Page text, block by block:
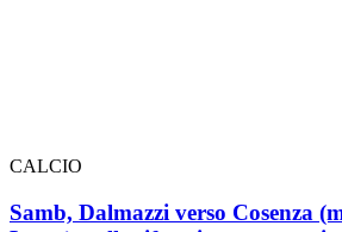
CALCIO
Samb, Dalmazzi verso Cosenza